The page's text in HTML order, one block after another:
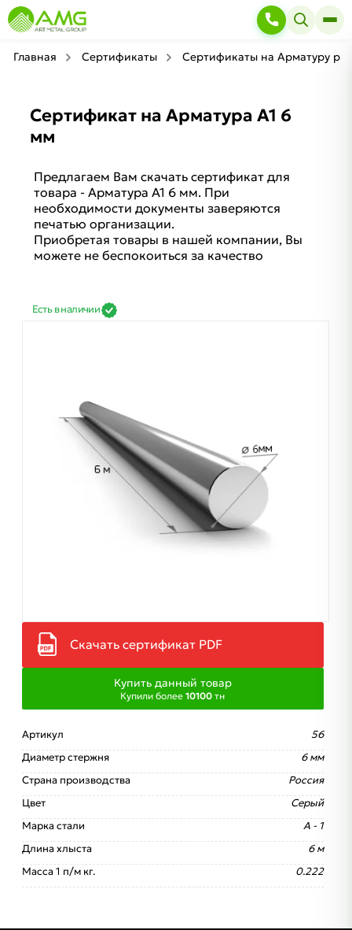
Главная Сертификаты Сертификаты на Арматуру
Сертификат на Арматура А1 6
мм
Предлагаем Вам скачать сертификат для
товара - Арматура А1 6 мм. При
необходимости документы заверяются
печатью организации.
Приобретая товары в нашей компании, Вы
можете не беспокоиться за качество
Есть в наличии
Скачать сертификат PDF
Купить данный товар
Купили более10100 тн
Артикул
56
Диаметр стержня
6 мм
Страна производства
Россия
Цвет
Серый
Марка стали
А - 1
Длина хлыста
6 м
Масса 1 п/м кг.
0.222